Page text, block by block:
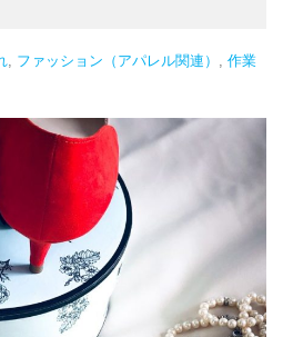
, ファッション（アパレル関連） , 作業